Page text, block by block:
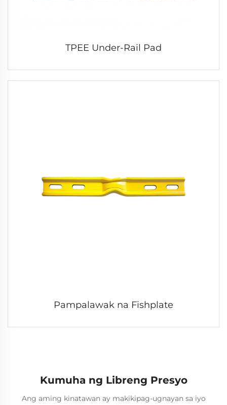
TPEE Under-Rail Pad
Pampalawak na Fishplate
Kumuha ng Libreng Presyo
Ang aming kinatawan ay makikipag-ugnayan sa iyo